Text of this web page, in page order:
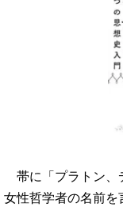
帯に「プラトン、
女性哲学者の名前